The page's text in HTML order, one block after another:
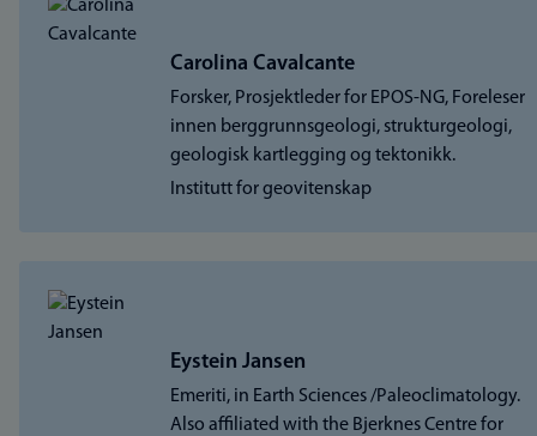
Carolina Cavalcante
Forsker, Prosjektleder for EPOS-NG, Foreleser
innen berggrunnsgeologi, strukturgeologi,
geologisk kartlegging og tektonikk.
Institutt for geovitenskap
Eystein Jansen
Emeriti, in Earth Sciences /Paleoclimatology.
Also affiliated with the Bjerknes Centre for